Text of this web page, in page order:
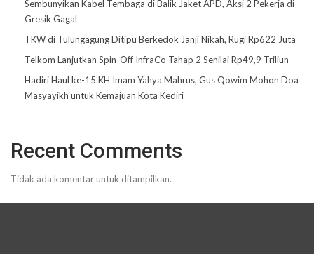
Sembunyikan Kabel Tembaga di Balik Jaket APD, Aksi 2 Pekerja di
Gresik Gagal
TKW di Tulungagung Ditipu Berkedok Janji Nikah, Rugi Rp622 Juta
Telkom Lanjutkan Spin-Off InfraCo Tahap 2 Senilai Rp49,9 Triliun
Hadiri Haul ke-15 KH Imam Yahya Mahrus, Gus Qowim Mohon Doa
Masyayikh untuk Kemajuan Kota Kediri
Recent Comments
Tidak ada komentar untuk ditampilkan.